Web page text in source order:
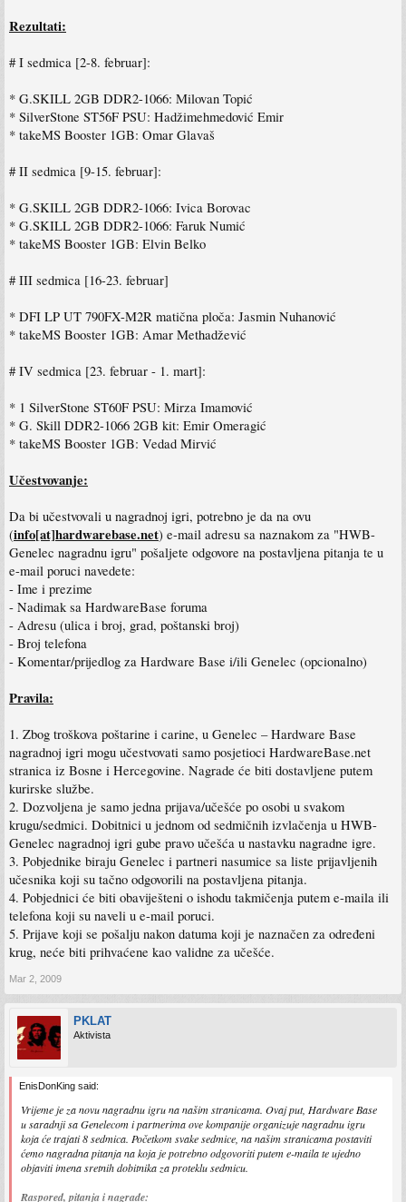
Rezultati:
# I sedmica [2-8. februar]:
* G.SKILL 2GB DDR2-1066: Milovan Topić
* SilverStone ST56F PSU: Hadžimehmedović Emir
* takeMS Booster 1GB: Omar Glavaš
# II sedmica [9-15. februar]:
* G.SKILL 2GB DDR2-1066: Ivica Borovac
* G.SKILL 2GB DDR2-1066: Faruk Numić
* takeMS Booster 1GB: Elvin Belko
# III sedmica [16-23. februar]
* DFI LP UT 790FX-M2R matična ploča: Jasmin Nuhanović
* takeMS Booster 1GB: Amar Methadžević
# IV sedmica [23. februar - 1. mart]:
* 1 SilverStone ST60F PSU: Mirza Imamović
* G. Skill DDR2-1066 2GB kit: Emir Omeragić
* takeMS Booster 1GB: Vedad Mirvić
Učestvovanje:
Da bi učestvovali u nagradnoj igri, potrebno je da na ovu
(info[at]hardwarebase.net) e-mail adresu sa naznakom za "HWB-
Genelec nagradnu igru" pošaljete odgovore na postavljena pitanja te u
e-mail poruci navedete:
- Ime i prezime
- Nadimak sa HardwareBase foruma
- Adresu (ulica i broj, grad, poštanski broj)
- Broj telefona
- Komentar/prijedlog za Hardware Base i/ili Genelec (opcionalno)
Pravila:
1. Zbog troškova poštarine i carine, u Genelec – Hardware Base
nagradnoj igri mogu učestvovati samo posjetioci HardwareBase.net
stranica iz Bosne i Hercegovine. Nagrade će biti dostavljene putem
kurirske službe.
2. Dozvoljena je samo jedna prijava/učešće po osobi u svakom
krugu/sedmici. Dobitnici u jednom od sedmičnih izvlačenja u HWB-
Genelec nagradnoj igri gube pravo učešća u nastavku nagradne igre.
3. Pobjednike biraju Genelec i partneri nasumice sa liste prijavljenih
učesnika koji su tačno odgovorili na postavljena pitanja.
4. Pobjednici će biti obaviješteni o ishodu takmičenja putem e-maila ili
telefona koji su naveli u e-mail poruci.
5. Prijave koji se pošalju nakon datuma koji je naznačen za određeni
krug, neće biti prihvaćene kao validne za učešće.
Mar 2, 2009
PKLAT
Aktivista
EnisDonKing said:
Vrijeme je za novu nagradnu igru na našim stranicama. Ovaj put, Hardware Base
u saradnji sa Genelecom i partnerima ove kompanije organizuje nagradnu igru
koja će trajati 8 sedmica. Početkom svake sedmice, na našim stranicama postaviti
ćemo nagradna pitanja na koja je potrebno odgovoriti putem e-maila te ujedno
objaviti imena sretnih dobitnika za proteklu sedmicu.
Raspored, pitanja i nagrade: